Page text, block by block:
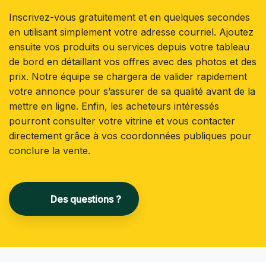
Inscrivez-vous gratuitement et en quelques secondes
en utilisant simplement votre adresse courriel. Ajoutez
ensuite vos produits ou services depuis votre tableau
de bord en détaillant vos offres avec des photos et des
prix. Notre équipe se chargera de valider rapidement
votre annonce pour s’assurer de sa qualité avant de la
mettre en ligne. Enfin, les acheteurs intéressés
pourront consulter votre vitrine et vous contacter
directement grâce à vos coordonnées publiques pour
conclure la vente.
Des questions ?